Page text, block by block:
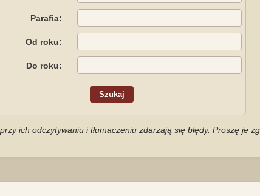
Parafia:
Od roku:
Do roku:
ich odczytywaniu i tłumaczeniu zdarzają się błędy. Proszę je